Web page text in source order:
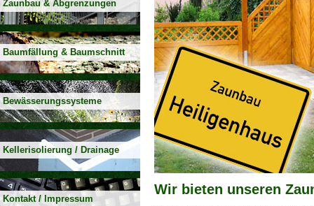
Zaunbau & Abgrenzungen
Baumfällung & Baumschnitt
Bewässerungssysteme
Kellerisolierung / Drainage
Kontakt / Impressum
Wir bieten unseren